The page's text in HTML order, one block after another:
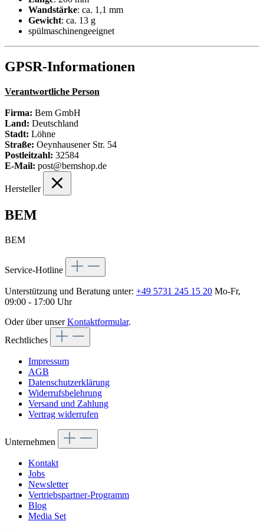
Wandstärke: ca. 1,1 mm
Gewicht: ca. 13 g
spülmaschinengeeignet
GPSR-Informationen
Verantwortliche Person
Firma: Bem GmbH
Land: Deutschland
Stadt: Löhne
Straße: Oeynhausener Str. 54
Postleitzahl: 32584
E-Mail: post@bemshop.de
Hersteller
BEM
BEM
Service-Hotline
Unterstützung und Beratung unter: +49 5731 245 15 20 Mo-Fr,
09:00 - 17:00 Uhr
Oder über unserKontaktformular.
Rechtliches
Impressum
AGB
Datenschutzerklärung
Widerrufsbelehrung
Versand und Zahlung
Vertrag widerrufen
Unternehmen
Kontakt
Jobs
Newsletter
Vertriebspartner-Programm
Blog
Media Set